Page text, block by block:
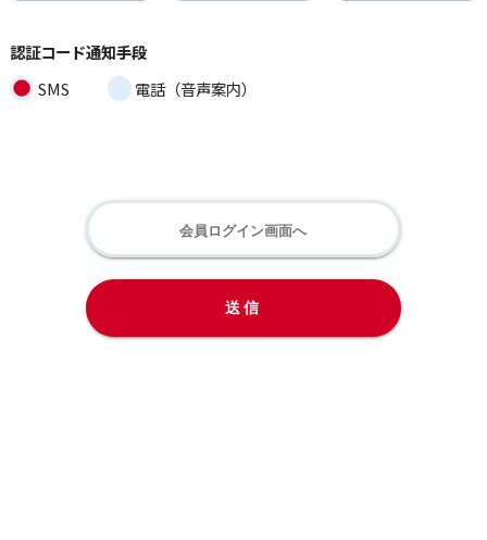
認証コード通知手段
SMS
電話（音声案内）
会員ログイン画面へ
送信